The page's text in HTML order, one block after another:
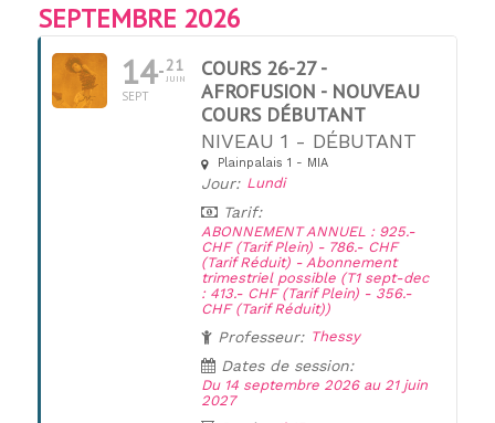
SEPTEMBRE 2026
14
SEPT
21
JUIN
COURS 26-27 -
AFROFUSION - NOUVEAU
COURS DÉBUTANT
NIVEAU 1 - DÉBUTANT
Plainpalais 1 - MIA
Jour: Lundi
Tarif:
ABONNEMENT ANNUEL : 925.-
CHF (Tarif Plein) - 786.- CHF
(Tarif Réduit) - Abonnement
trimestriel possible (T1 sept-dec
: 413.- CHF (Tarif Plein) - 356.-
CHF (Tarif Réduit))
Professeur: Thessy
Dates de session:
Du 14 septembre 2026 au 21 juin
2027